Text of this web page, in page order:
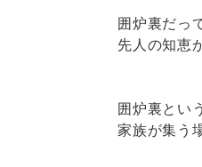
囲炉裏だっ
先人の知恵
囲炉裏とい
家族が集う